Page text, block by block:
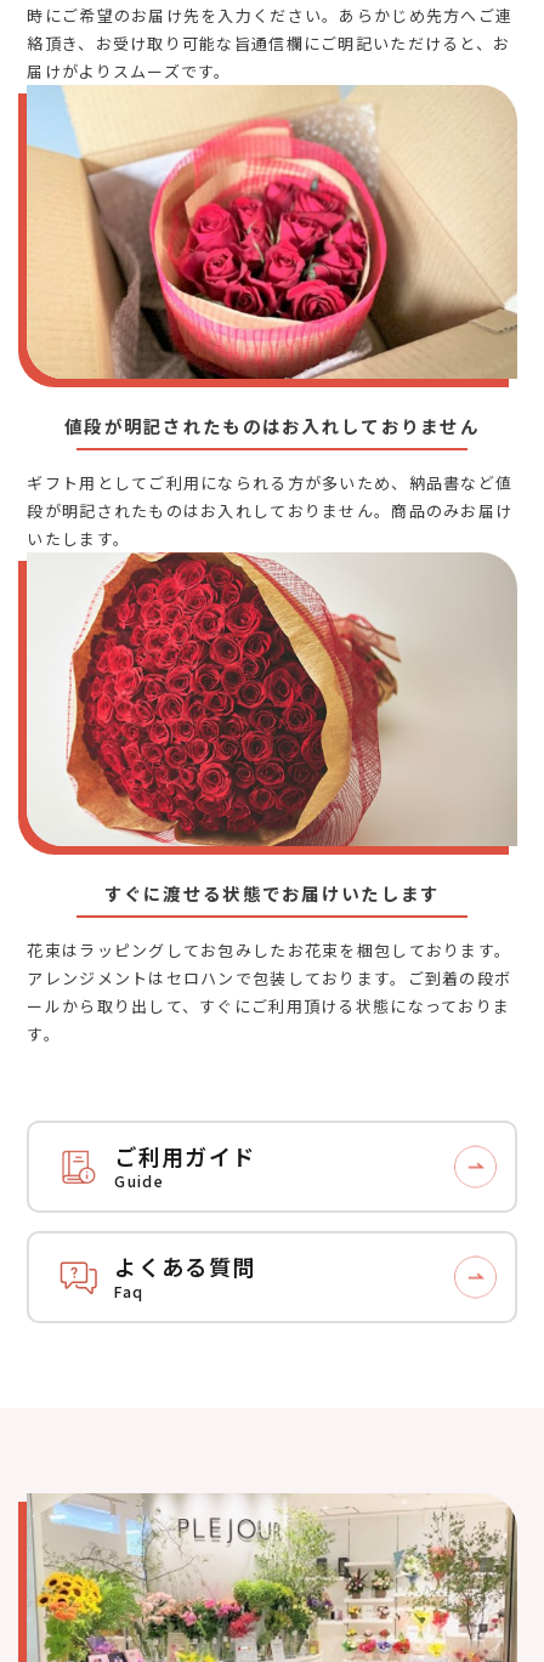
時にご希望のお届け先を入力ください。あらかじめ先方へご連
絡頂き、お受け取り可能な旨通信欄にご明記いただけると、お
届けがよりスムーズです。
値段が明記されたものはお入れしておりません
ギフト用としてご利用になられる方が多いため、納品書など値
段が明記されたものはお入れしておりません。商品のみお届け
いたします。
すぐに渡せる状態でお届けいたします
花束はラッピングしてお包みしたお花束を梱包しております。
アレンジメントはセロハンで包装しております。ご到着の段ボ
ールから取り出して、すぐにご利用頂ける状態になっておりま
す。
ご利用ガイド
Guide
よくある質問
Faq